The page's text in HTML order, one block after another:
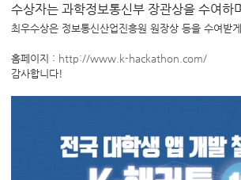
수상자는 과학정보통신부 장관상을 수여하
최우수상은 정보통신산업진흥원 원장상 등을 수여받
홈페이지 : http://www.k-hackathon.com/
감사합니다!